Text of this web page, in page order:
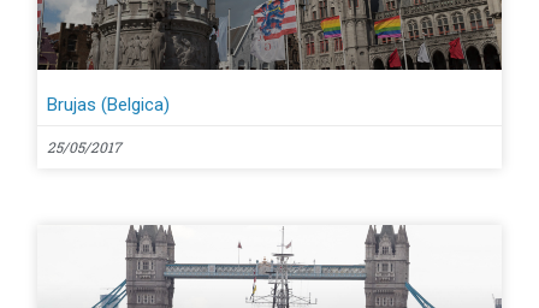
Brujas (Belgica)
25/05/2017